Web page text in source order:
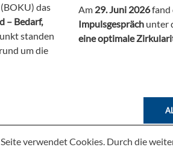
das
– Bedarf,
standen
um die
Am 29. Juni 2026fand
Impulsgespräch unter
eine optimale
verwendet Cookies. Durch die